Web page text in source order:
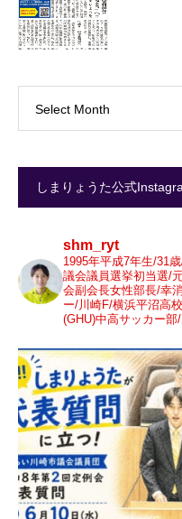
Select Month
しまりょうた公式
shm_ryt
1995年平成7年生/31
議会議員選挙初当選/
会副会長女性部長/幸
ー/川崎F/横浜平沼高
(GHU)中高サッカー